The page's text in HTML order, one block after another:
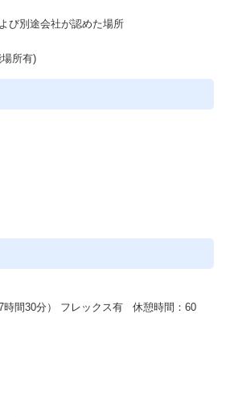
び別途会社が認めた場所
所有)
時間30分） フレックス有 休憩時間：60